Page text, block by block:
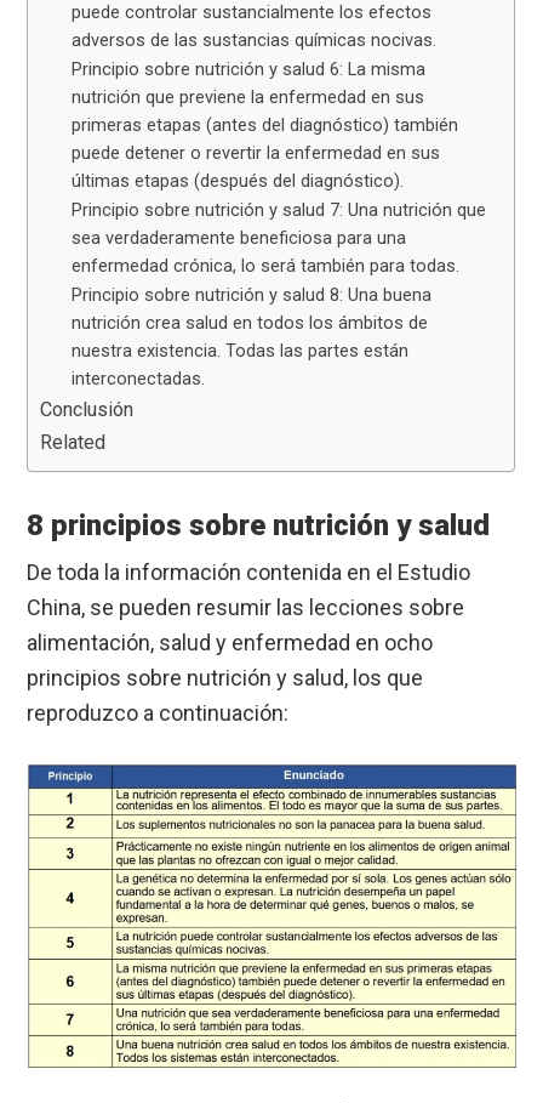
puede controlar sustancialmente los efectos
adversos de las sustancias químicas nocivas.
Principio sobre nutrición y salud 6: La misma
nutrición que previene la enfermedad en sus
primeras etapas (antes del diagnóstico) también
puede detener o revertir la enfermedad en sus
últimas etapas (después del diagnóstico).
Principio sobre nutrición y salud 7: Una nutrición que
sea verdaderamente beneficiosa para una
enfermedad crónica, lo será también para todas.
Principio sobre nutrición y salud 8: Una buena
nutrición crea salud en todos los ámbitos de
nuestra existencia. Todas las partes están
interconectadas.
Conclusión
Related
8 principios sobre nutrición y salud
De toda la información contenida en el Estudio
China, se pueden resumir las lecciones sobre
alimentación, salud y enfermedad en ocho
principios sobre nutrición y salud, los que
reproduzco a continuación: